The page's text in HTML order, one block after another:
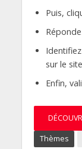
Puis,
sur le site
Enfin,
Thèmes